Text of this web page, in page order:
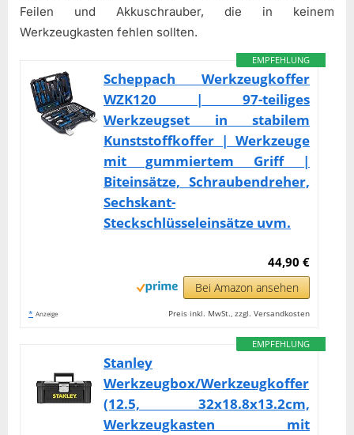
Feilen und Akkuschrauber, die in keinem
Werkzeugkasten fehlen sollten.
EMPFEHLUNG
Scheppach Werkzeugkoffer
WZK120 | 97-teiliges
Werkzeugset in stabilem
Kunststoffkoffer | Werkzeuge
mit gummiertem Griff |
Biteinsätze, Schraubendreher,
Sechskant-
Steckschlüsseleinsätze uvm.
44,90 €
Bei Amazon ansehen
* Anzeige Preis inkl. MwSt., zzgl. Versandkosten
EMPFEHLUNG
Stanley
Werkzeugbox/Werkzeugkoffer
(12.5, 32x18.8x13.2cm,
Werkzeugkasten mit